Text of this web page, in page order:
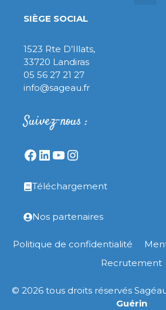
SIÈGE SOCIAL
1523 Rte D’Illats,
33720 Landiras
05 56 27 21 27
info@sageau.fr
Suivez-nous :
Facebook
LinkedIn
YouTube
Instagram
Téléchargement
Nos partenaires
Politique de confidentialité
Recrutement
© 2026 tous droits réservés
Guérin